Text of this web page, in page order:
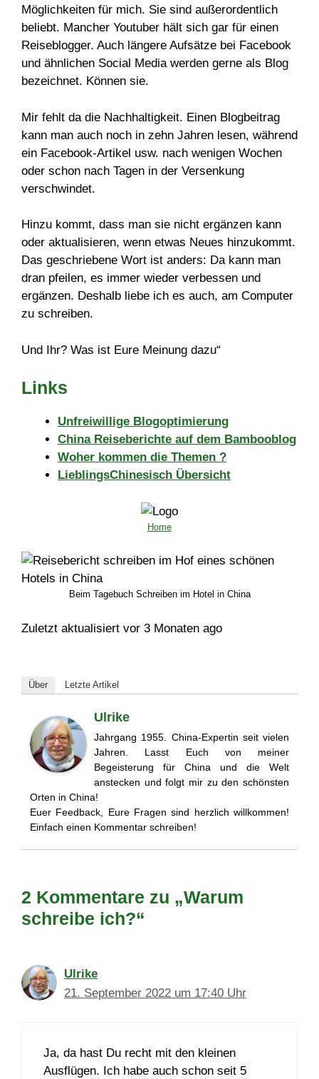
Möglichkeiten für mich. Sie sind außerordentlich
beliebt. Mancher Youtuber hält sich gar für einen
Reiseblogger. Auch längere Aufsätze bei Facebook
und ähnlichen Social Media werden gerne als Blog
bezeichnet. Können sie.
Mir fehlt da die Nachhaltigkeit. Einen Blogbeitrag
kann man auch noch in zehn Jahren lesen, während
ein Facebook-Artikel usw. nach wenigen Wochen
oder schon nach Tagen in der Versenkung
verschwindet.
Hinzu kommt, dass man sie nicht ergänzen kann
oder aktualisieren, wenn etwas Neues hinzukommt.
Das geschriebene Wort ist anders: Da kann man
dran pfeilen, es immer wieder verbessen und
ergänzen. Deshalb liebe ich es auch, am Computer
zu schreiben.
Und Ihr? Was ist Eure Meinung dazu“
Links
Unfreiwillige Blogoptimierung
China Reiseberichte auf dem Bambooblog
Woher kommen die Themen ?
LieblingsChinesisch Übersicht
Home
Beim Tagebuch Schreiben im Hotel in China
Zuletzt aktualisiert vor 3 Monaten ago
Über Letzte Artikel
Ulrike
Jahrgang 1955. China-Expertin seit vielen
Jahren. Lasst Euch von meiner
Begeisterung für China und die Welt
anstecken und folgt mir zu den schönsten
Orten in China!
Euer Feedback, Eure Fragen sind herzlich willkommen!
Einfach einen Kommentar schreiben!
2 Kommentare zu „Warum
schreibe ich?“
Ulrike
21. September 2022 um 17:40 Uhr
Ja, da hast Du recht mit den kleinen
Ausflügen. Ich habe auch schon seit 5